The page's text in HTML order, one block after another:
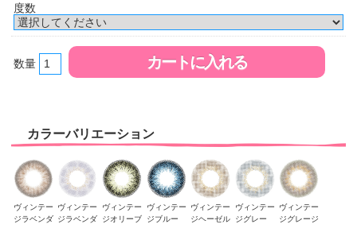
度数
数量
カラーバリエーション
ヴィンテー
ジラベンダ
ヴィンテー
ジラベンダ
ヴィンテー
ジオリーブ
ヴィンテー
ジブルー
ヴィンテー
ジヘーゼル
ヴィンテー
ジグレー
ヴィンテー
ジグレージ